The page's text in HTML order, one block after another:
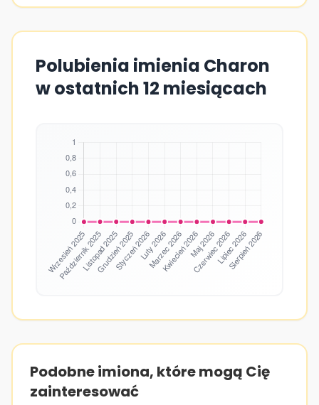
Polubienia imienia Charon
w ostatnich 12 miesiącach
Podobne imiona, które mogą Cię
zainteresować